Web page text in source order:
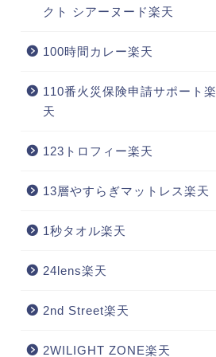
クト シアーヌード楽天
100時間カレー楽天
110番火災保険申請サポート楽
天
123トロフィー楽天
13層やすらぎマットレス楽天
1秒タオル楽天
24lens楽天
2nd Street楽天
2WILIGHT ZONE楽天